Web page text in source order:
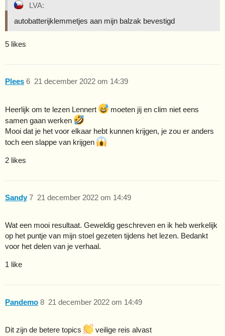
LVA:
autobatterijklemmetjes aan mijn balzak bevestigd
5 likes
Plees 21 december 2022 om 14:39
6
Heerlijk om te lezen Lennert
moeten jij en clim niet eens
samen gaan werken
Mooi dat je het voor elkaar hebt kunnen krijgen, je zou er anders
toch een slappe van krijgen
2 likes
Sandy 21 december 2022 om 14:49
7
Wat een mooi resultaat. Geweldig geschreven en ik heb werkelijk
op het puntje van mijn stoel gezeten tijdens het lezen. Bedankt
voor het delen van je verhaal.
1 like
Pandemo 21 december 2022 om 14:49
8
Dit zijn de betere topics veilige reis alvast